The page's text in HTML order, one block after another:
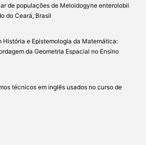
de populações de Meloidogyne enterolobii
do Ceará, Brasil
História e Epistemologia da Matemática:
da Geometria Espacial no Ensino
técnicos em inglês usados no curso de